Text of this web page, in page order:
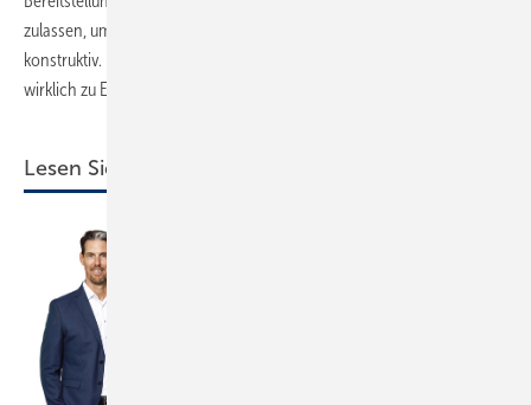
zulassen, um die Solar-Umwälzpumpe in Betrieb zu setzen, sind wenig
konstruktiv. Die solare Heizungsunterstützung war bislang nicht
wirklich zu Ende gedacht.
Lesen Sie auch: